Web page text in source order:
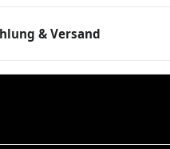
& Versand